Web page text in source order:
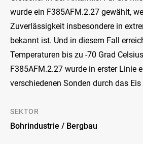
wurde ein F385AFM.2.27 gewählt,
Zuverlässigkeit insbesondere in
bekannt ist. Und in diesem Fall
Temperaturen bis zu -70 Grad
F385AFM.2.27 wurde in erster Linie
verschiedenen Sonden durch das
SEKTOR
Bohrindustrie / Bergbau